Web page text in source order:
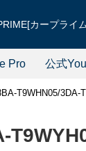
カープライ
Pro 公式
T9WHN05/3DA-